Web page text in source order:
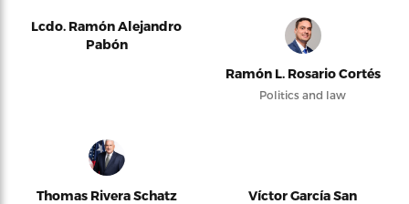
Lcdo. Ramón Alejandro
Pabón
Ramón L. Rosario Cortés
Politics and law
Thomas Rivera Schatz
Víctor García San